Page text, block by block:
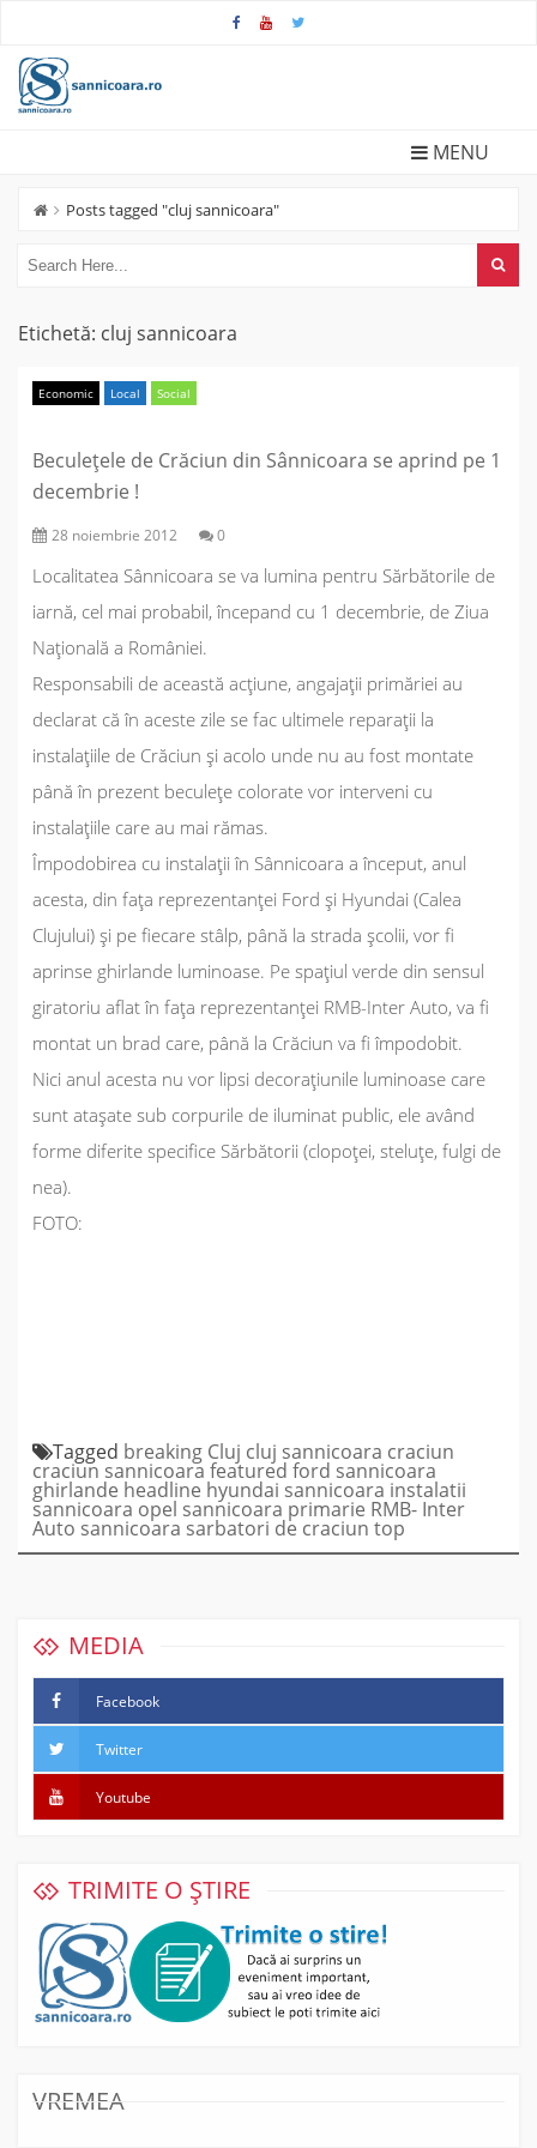
MENU
Posts tagged "cluj sannicoara"
Etichetă: cluj sannicoara
Economic Local Social
Beculețele de Crăciun din Sânnicoara se aprind pe 1
decembrie !
28 noiembrie 2012 0
Localitatea Sânnicoara se va lumina pentru Sărbătorile de
iarnă, cel mai probabil, începand cu 1 decembrie, de Ziua
Naţională a României.
Responsabili de această acțiune, angajații primăriei au
declarat că în aceste zile se fac ultimele reparații la
instalațiile de Crăciun și acolo unde nu au fost montate
până în prezent beculețe colorate vor interveni cu
instalațiile care au mai rămas.
Împodobirea cu instalații în Sânnicoara a început, anul
acesta, din fața reprezentanței Ford și Hyundai (Calea
Clujului) și pe fiecare stâlp, până la strada școlii, vor fi
aprinse ghirlande luminoase. Pe spațiul verde din sensul
giratoriu aflat în fața reprezentanței RMB-Inter Auto, va fi
montat un brad care, până la Crăciun va fi împodobit.
Nici anul acesta nu vor lipsi decorațiunile luminoase care
sunt atașate sub corpurile de iluminat public, ele având
forme diferite specifice Sărbătorii (clopoței, steluțe, fulgi de
nea).
FOTO:
Tagged breaking Cluj cluj sannicoara craciun
craciun sannicoara featured ford sannicoara
ghirlande headline hyundai sannicoara instalatii
sannicoara opel sannicoara primarie RMB- Inter
Auto sannicoara sarbatori de craciun top
MEDIA
Facebook
Twitter
Youtube
TRIMITE O ȘTIRE
VREMEA